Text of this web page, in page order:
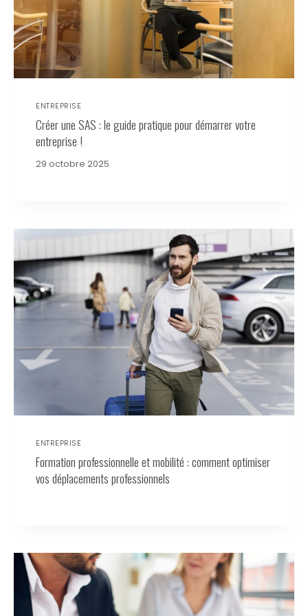
ENTREPRISE
Créer une SAS : le guide pratique pour démarrer votre
entreprise !
29 octobre 2025
ENTREPRISE
Formation professionnelle et mobilité : comment optimiser
vos déplacements professionnels